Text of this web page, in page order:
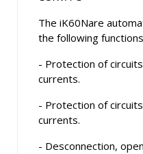
The iK60Nare
the following
- Protection of
currents.
- Protection of
currents.
- Desconnection,